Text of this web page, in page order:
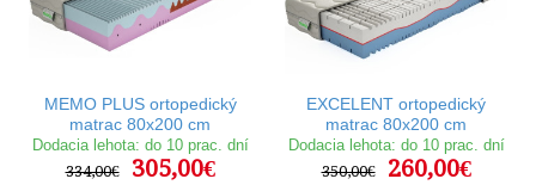
MEMO PLUS ortopedický
matrac 80x200 cm
Dodacia lehota: do 10 prac. dní
334,00€
305,00€
EXCELENT ortopedický
matrac 80x200 cm
Dodacia lehota: do 10 prac. dní
350,00€
260,00€